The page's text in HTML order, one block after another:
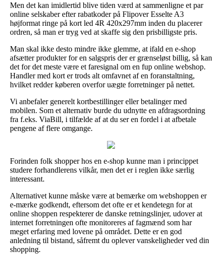
Men det kan imidlertid blive tiden værd at sammenligne et par
online selskaber efter rabatkoder på Flipover Esselte A3
højformat ringe på kort led 4R 420x297mm inden du placerer
ordren, så man er tryg ved at skaffe sig den prisbilligste pris.
Man skal ikke desto mindre ikke glemme, at ifald en e-shop
afsætter produkter for en salgspris der er grænseløst billig, så kan
det for det meste være et faresignal om en fup online webshop.
Handler med kort er trods alt omfavnet af en foranstaltning,
hvilket redder køberen overfor uægte forretninger på nettet.
Vi anbefaler generelt kortbestillinger eller betalinger med
mobilen. Som et alternativ burde du udnytte en afdragsordning
fra f.eks. ViaBill, i tilfælde af at du ser en fordel i at afbetale
pengene af flere omgange.
Forinden folk shopper hos en e-shop kunne man i princippet
studere forhandlerens vilkår, men det er i reglen ikke særlig
interessant.
Alternativet kunne måske være at bemærke om webshoppen er
e-mærke godkendt, eftersom det ofte er et kendetegn for at
online shoppen respekterer de danske retningslinjer, udover at
internet forretningen ofte monitoreres af fagmænd som har
meget erfaring med lovene på området. Dette er en god
anledning til bistand, såfremt du oplever vanskeligheder ved din
shopping.